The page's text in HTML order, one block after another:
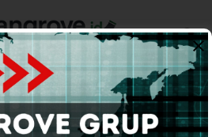
Ekonomi & Bisnis Info Tanah Papua
Support by